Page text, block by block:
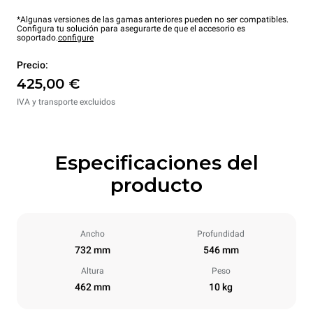
*Algunas versiones de las gamas anteriores pueden no ser compatibles.
Configura tu solución para asegurarte de que el accesorio es
soportado.configure
Precio:
425,00 €
IVA y transporte excluidos
Especificaciones del
producto
Ancho
732 mm
Profundidad
546 mm
Altura
462 mm
Peso
10 kg